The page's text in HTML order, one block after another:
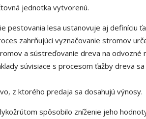
jednotka vytvorenú.
pestovania lesa ustanovuje aj definíciu
zahrňujúci vyznačovanie stromov
a sústreďovanie dreva na odvozné
súvisiace s procesom ťažby dreva
z ktorého predaja sa dosahujú výnosy.
spôsobilo zníženie jeho